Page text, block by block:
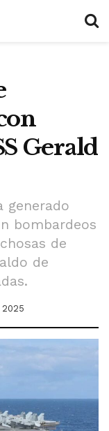
Gerald
generado
bombardeos
de
de
2025